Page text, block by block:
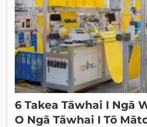
6 Takea Tāwhai I Ngā
O Ngā Tāwhai I Tō